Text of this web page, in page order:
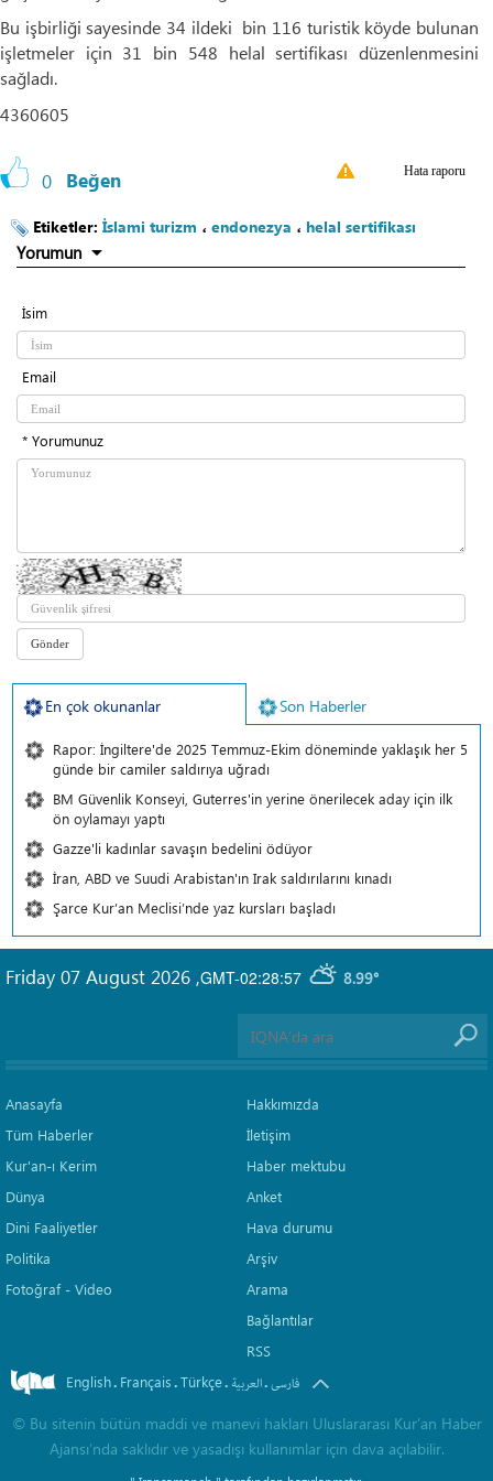
Bu işbirliği sayesinde 34 ildeki bin 116 turistik köyde bulunan
işletmeler için 31 bin 548 helal sertifikası düzenlenmesini
sağladı.
4360605
0 Beğen Hata raporu
Etiketler: İslami turizm ، endonezya ، helal sertifikası
Yorumun
İsim
Email
* Yorumunuz
En çok okunanlar Son Haberler
Rapor: İngiltere'de 2025 Temmuz-Ekim döneminde yaklaşık her 5
günde bir camiler saldırıya uğradı
BM Güvenlik Konseyi, Guterres'in yerine önerilecek aday için ilk
ön oylamayı yaptı
Gazze'li kadınlar savaşın bedelini ödüyor
İran, ABD ve Suudi Arabistan'ın Irak saldırılarını kınadı
Şarce Kur’an Meclisi’nde yaz kursları başladı
GMT-02:28:57 8.99°
Friday 07 August 2026 ,
Anasayfa
Tüm Haberler
Kur'an-ı Kerim
Dünya
Dini Faaliyetler
Politika
Fotoğraf - Video
Hakkımızda
İletişim
Haber mektubu
Anket
Hava durumu
Arşiv
Arama
Bağlantılar
RSS
English. Français.Türkçe. العربیة.فارسی
© Bu sitenin bütün maddi ve manevi hakları Uluslararası Kur’an Haber
Ajansı’nda saklıdır ve yasadışı kullanımlar için dava açılabilir.